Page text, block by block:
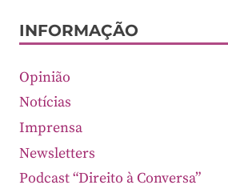
INFORMAÇÃO
Opinião
Notícias
Imprensa
Newsletters
Podcast “Direito à Conversa”